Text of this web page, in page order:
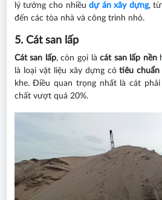
lý tưởng cho nhiềudự án xây dựng,
đến các tòa nhà và công trình nhỏ.
5. Cát san lấp
Cát san lấp, còn gọi làcát san lấp nền
là loại vật liệu xây dựng cótiêu
khe. Điều quan trọng nhất là cát
chất vượt quá 20%.